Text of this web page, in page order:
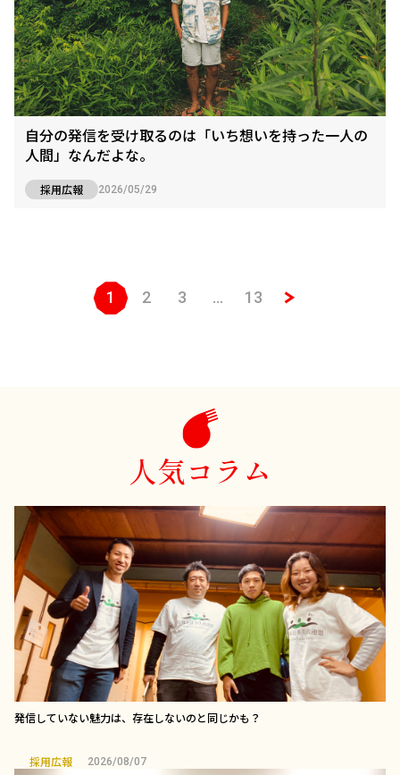
自分の発信を受け取るのは「いち想いを持った一人の
人間」なんだよな。
採用広報 2026/05/29
1 2 3 … 13
人気コラム
発信していない魅力は、存在しないのと同じかも？
採用広報 2026/08/07